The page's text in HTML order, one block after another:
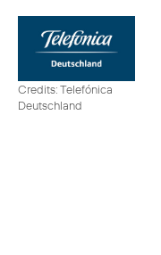
Credits: Telefónica
Deutschland